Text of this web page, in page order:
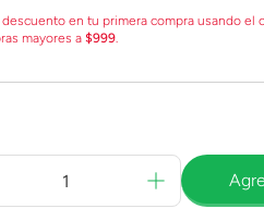
en tu primera compra usando el
mayores a $999.